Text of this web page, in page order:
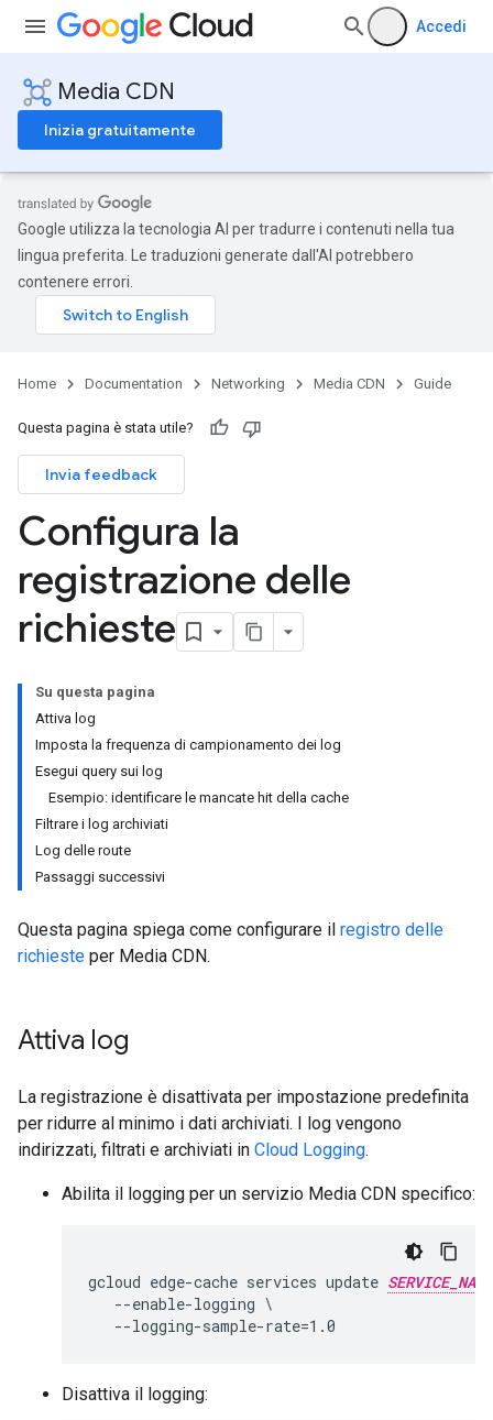
Accedi
Media CDN
Inizia gratuitamente
Google utilizza la tecnologia AI per tradurre i contenuti nella tua
lingua preferita. Le traduzioni generate dall'AI potrebbero
contenere errori.
Home Documentation Networking Media CDN Guide
Questa pagina è stata utile?
Invia feedback
Configura la
registrazione delle
richieste
Su questa pagina
Attiva log
Imposta la frequenza di campionamento dei log
Esegui query sui log
Esempio: identificare le mancate hit della cache
Filtrare i log archiviati
Log delle route
Passaggi successivi
Questa pagina spiega come configurare il registro delle
richieste per Media CDN.
Attiva log
La registrazione è disattivata per impostazione predefinita
per ridurre al minimo i dati archiviati. I log vengono
indirizzati, filtrati e archiviati in Cloud Logging.
Abilita il logging per un servizio Media CDN specifico:
gcloud edge-cache services update SERVICE_NAME
   --enable-logging \
Disattiva il logging: